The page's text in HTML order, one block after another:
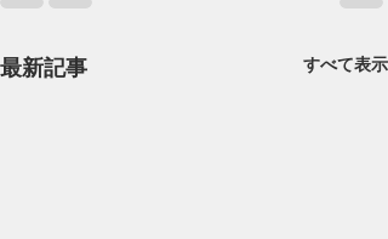
最新記事 すべて表示